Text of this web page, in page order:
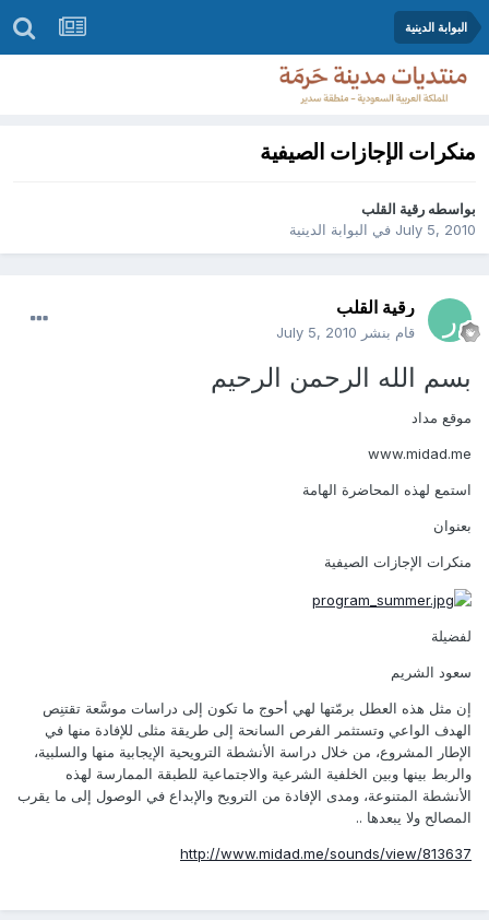
البوابة الدينية
منكرات الإجازات الصيفية
بواسطه رقية القلب
July 5, 2010في البوابة الدينية
رقية القلب
قام بنشر July 5, 2010
بسم الله الرحمن الرحيم
موقع مداد
www.midad.me
استمع لهذه المحاضرة الهامة
بعنوان
منكرات الإجازات الصيفية
لفضيلة
سعود الشريم
إن مثل هذه العطل برمّتها لهي أحوج ما تكون إلى دراسات موسَّعة تقتنِص
الهدف الواعي وتستثمر الفرص السانحة إلى طريقة مثلى للإفادة منها في
الإطار المشروع، من خلال دراسة الأنشطة الترويحية الإيجابية منها والسلبية،
والربط بينها وبين الخلفية الشرعية والاجتماعية للطبقة الممارسة لهذه
الأنشطة المتنوعة، ومدى الإفادة من الترويح والإبداع في الوصول إلى ما يقرب
المصالح ولا يبعدها ..
http://www.midad.me/sounds/view/813637